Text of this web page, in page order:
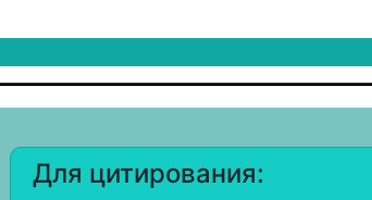
Для цитирования: